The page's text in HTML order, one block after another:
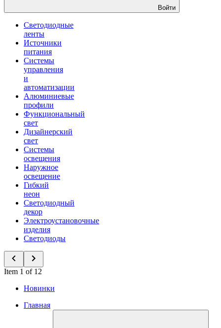
Войти
Светодиодные
ленты
Источники
питания
Системы
управления
и
автоматизации
Алюминиевые
профили
Функциональный
свет
Дизайнерский
свет
Системы
освещения
Наружное
освещение
Гибкий
неон
Светодиодный
декор
Электроустановочные
изделия
Светодиоды
Item 1 of 12
Новинки
Главная